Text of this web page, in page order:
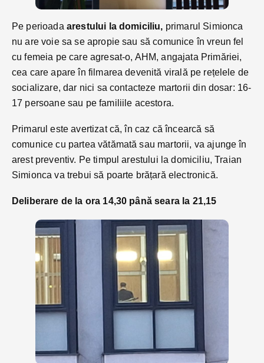
Pe perioada arestului la domiciliu, primarul Simionca
nu are voie sa se apropie sau să comunice în vreun fel
cu femeia pe care agresat-o, AHM, angajata Primăriei,
cea care apare în filmarea devenită virală pe rețelele de
socializare, dar nici sa contacteze martorii din dosar: 16-
17 persoane sau pe familiile acestora.
Primarul este avertizat că, în caz că încearcă să
comunice cu partea vătămată sau martorii, va ajunge în
arest preventiv. Pe timpul arestului la domiciliu, Traian
Simionca va trebui să poarte brățară electronică.
Deliberare de la ora 14,30 până seara la 21,15